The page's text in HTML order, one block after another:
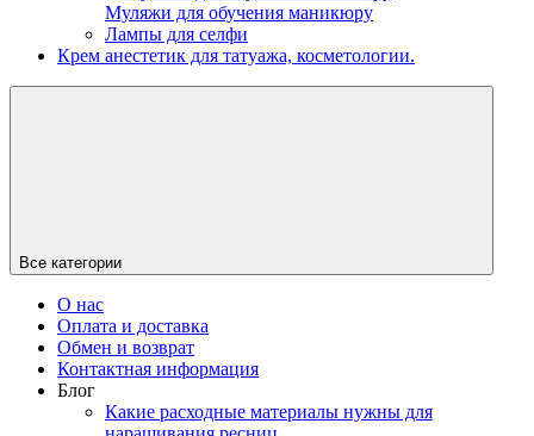
Муляжи для обучения маникюру
Лампы для селфи
Крем анестетик для татуажа, косметологии.
Все категории
О нас
Оплата и доставка
Обмен и возврат
Контактная информация
Блог
Какие расходные материалы нужны для